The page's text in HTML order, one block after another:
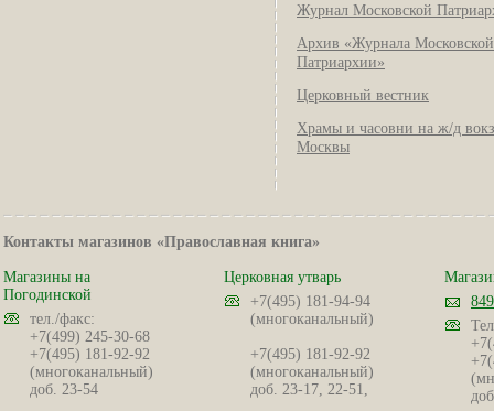
Журнал Московской
Архив «Журнала Московской
Патриархии»
Церковный вестник
Храмы и часовни на ж/д
Москвы
Контакты магазинов «Православная книга»
Магазины на
Погодинской
тел./факс:
+7(499) 245-30-68
+7(495) 181-92-92
(многоканальный)
доб. 23-54
Церковная утварь
+7(495) 181-94-94
(многоканальный)
+7(495) 181-92-92
(многоканальный)
доб. 23-17, 22-51,